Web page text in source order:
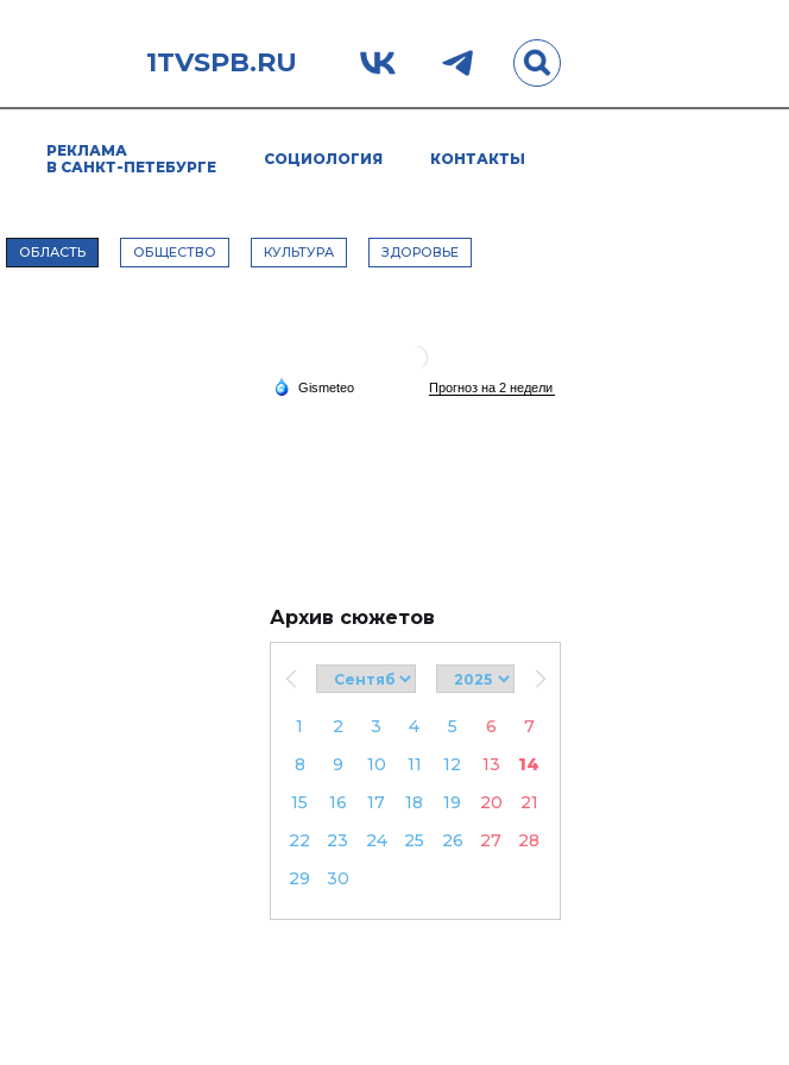
1TVSPB.RU
РЕКЛАМА
В САНКТ-ПЕТЕБУРГЕ
СОЦИОЛОГИЯ КОНТАКТЫ
ОБЛАСТЬ ОБЩЕСТВО КУЛЬТУРА ЗДОРОВЬЕ
Архив сюжетов
1 2 3 4 5 6
7
8
9 10 11 12 13
14
15
16 17 18 19 20
21
22
23 24 25 26 27
28
29
30